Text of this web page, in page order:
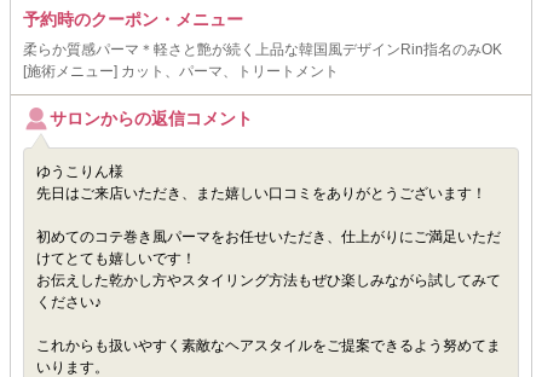
予約時のクーポン・メニュー
柔らか質感パーマ＊軽さと艶が続く上品な韓国風デザインRin指名のみOK
[施術メニュー] カット、パーマ、トリートメント
サロンからの返信コメント
ゆうこりん様
先日はご来店いただき、また嬉しい口コミをありがとうございます！
初めてのコテ巻き風パーマをお任せいただき、仕上がりにご満足いただ
けてとても嬉しいです！
お伝えした乾かし方やスタイリング方法もぜひ楽しみながら試してみて
ください♪
これからも扱いやすく素敵なヘアスタイルをご提案できるよう努めてま
いります。